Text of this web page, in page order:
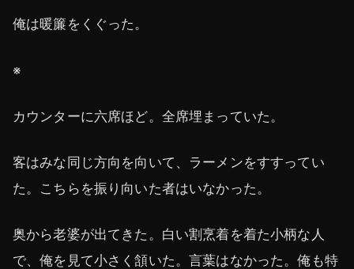
俺は暖簾をくぐった。
※
カウンターに六席ほど。全席埋まっていた。
客はみな同じ方向を向いて、ラーメンをすすってい
た。こちらを振り向いた者はいなかった。
奥から老婆が出てきた。白い割烹着を着た小柄な人
で、俺を見て小さく頷いた。言葉はなかった。俺も特